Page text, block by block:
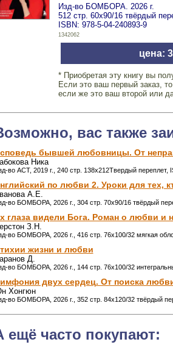
Изд-во БОМБОРА. 2026 г.
512 стр. 60x90/16 твёрдый
ISBN: 978-5-04-240893-9
1342062
цена:
* Приобретая эту книгу вы
Если это ваш первый заказ,
если же это ваш второй или
вас также
бывшей любовницы. От
Ника
во АСТ, 2019 г., 240 стр. 138x212Твердый переплет,
по любви 2. Уроки для тех,
А.Е.
во БОМБОРА, 2026 г., 304 стр. 70x90/16 твёрдый
глаза видели Бога. Роман о любви и
З.Н.
во БОМБОРА, 2026 г., 416 стр. 76x100/32 мягкая
жизни и любви
Д.
во БОМБОРА, 2026 г., 144 стр. 76x100/32
двух сердец. От поиска
Хонгюн
во БОМБОРА, 2026 г., 352 стр. 84x120/32 твёрдый
ещё часто покупают: